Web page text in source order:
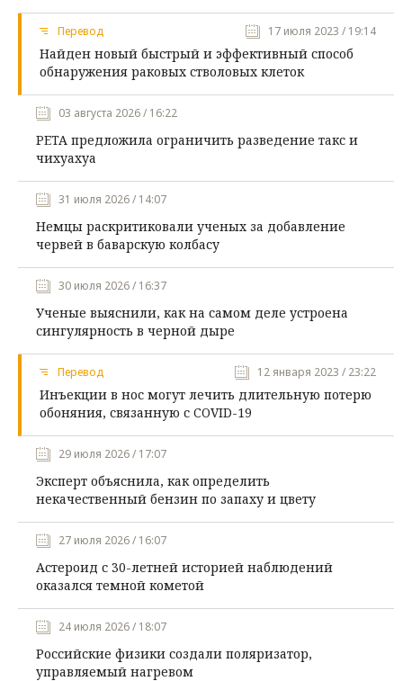
Перевод 17 июля 2023 / 19:14
Найден новый быстрый и эффективный способ
обнаружения раковых стволовых клеток
03 августа 2026 / 16:22
PETA предложила ограничить разведение такс и
чихуахуа
31 июля 2026 / 14:07
Немцы раскритиковали ученых за добавление
червей в баварскую колбасу
30 июля 2026 / 16:37
Ученые выяснили, как на самом деле устроена
сингулярность в черной дыре
Перевод 12 января 2023 / 23:22
Инъекции в нос могут лечить длительную потерю
обоняния, связанную с COVID-19
29 июля 2026 / 17:07
Эксперт объяснила, как определить
некачественный бензин по запаху и цвету
27 июля 2026 / 16:07
Астероид с 30-летней историей наблюдений
оказался темной кометой
24 июля 2026 / 18:07
Российские физики создали поляризатор,
управляемый нагревом